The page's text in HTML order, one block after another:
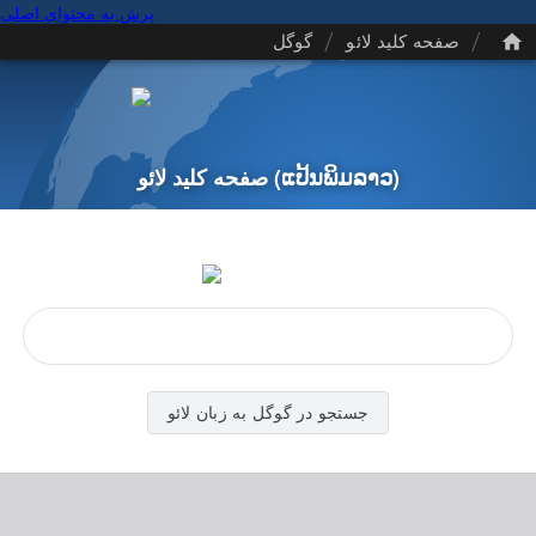
پرش به محتوای اصلی
/ صفحه کلید لائو / گوگل
صفحه کلید لائو(ແປ້ນ​ພິມ​ລາວ)
جستجو در گوگل به زبان لائو